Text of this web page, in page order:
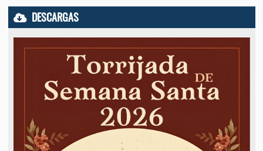
DESCARGAS